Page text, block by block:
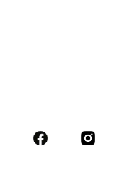
Aksesuarai